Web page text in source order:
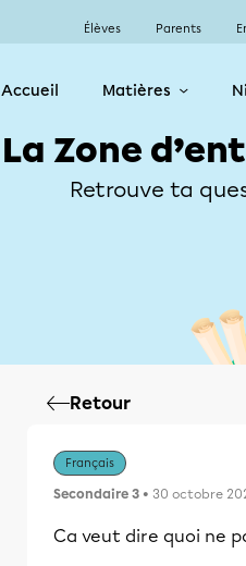
Élèves Parents
Accueil Matières
La Zone
Retrouve ta
Retour
Français
Secondaire 3 • 30 octobre
Ca veut dire quoi ne